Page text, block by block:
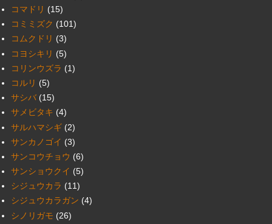
コマドリ (15)
コミミズク (101)
コムクドリ (3)
コヨシキリ (5)
コリンウズラ (1)
コルリ (5)
サシバ (15)
サメビタキ (4)
サルハマシギ (2)
サンカノゴイ (3)
サンコウチョウ (6)
サンショウクイ (5)
シジュウカラ (11)
シジュウカラガン (4)
シノリガモ (26)